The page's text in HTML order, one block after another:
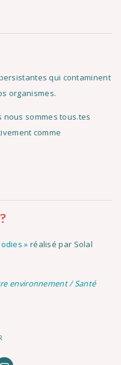
qui contaminent
organismes.
sommes tous.tes
comme
» réalisé par Solal
environnement /Santé